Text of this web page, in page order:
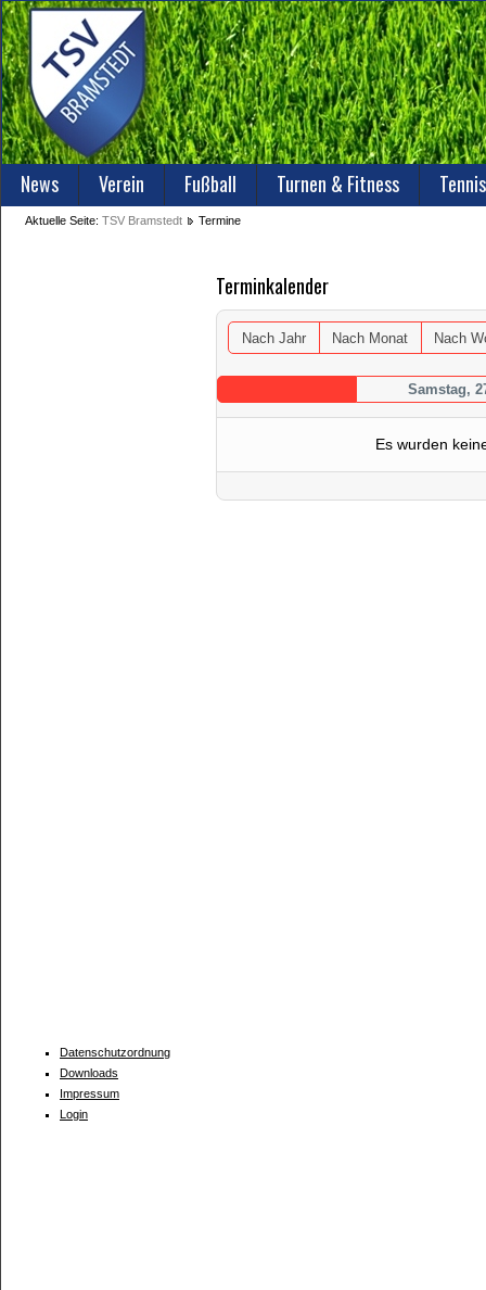
News Verein Fußball Turnen & Fitness Tennis
Aktuelle Seite: TSV Bramstedt Termine
Terminkalender
Nach Jahr Nach Monat Nach
Samstag,
Es wurden
Datenschutzordnung
Downloads
Impressum
Login